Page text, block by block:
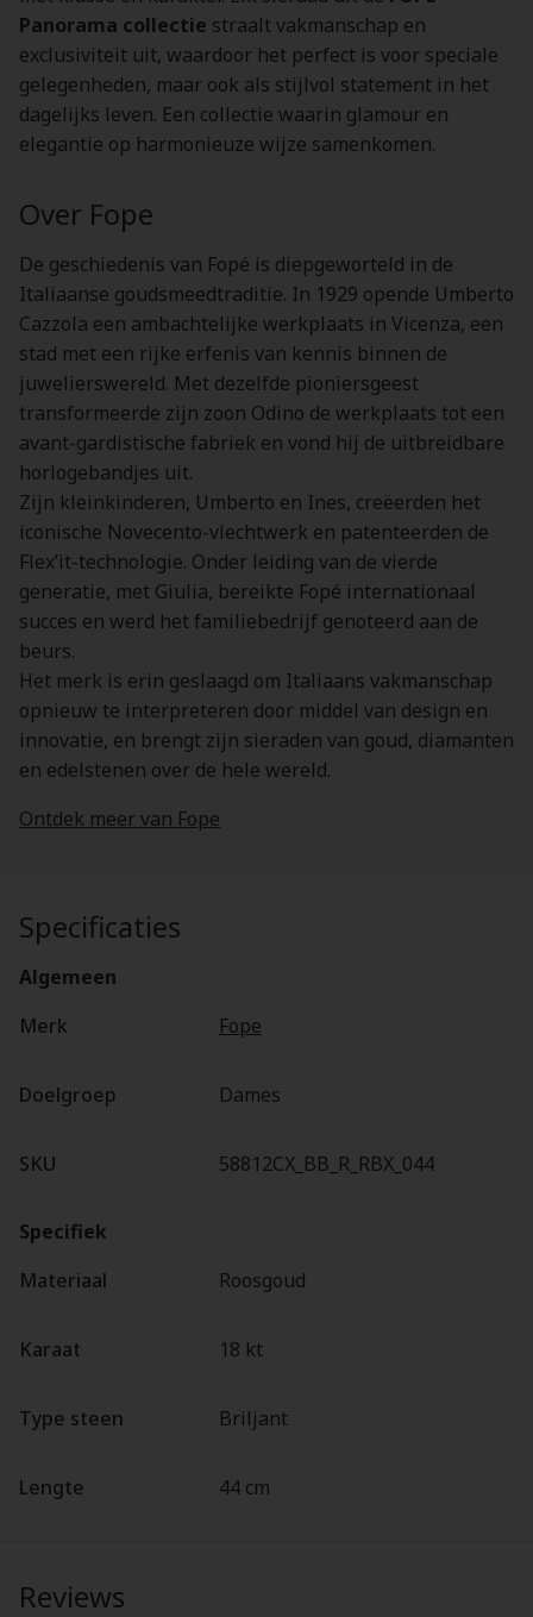
Panorama collectie straalt vakmanschap en
exclusiviteit uit, waardoor het perfect is voor speciale
gelegenheden, maar ook als stijlvol statement in het
dagelijks leven. Een collectie waarin glamour en
elegantie op harmonieuze wijze samenkomen.
Over Fope
De geschiedenis van Fopé is diepgeworteld in de
Italiaanse goudsmeedtraditie. In 1929 opende Umberto
Cazzola een ambachtelijke werkplaats in Vicenza, een
stad met een rijke erfenis van kennis binnen de
juwelierswereld. Met dezelfde pioniersgeest
transformeerde zijn zoon Odino de werkplaats tot een
avant-gardistische fabriek en vond hij de uitbreidbare
horlogebandjes uit.
Zijn kleinkinderen, Umberto en Ines, creëerden het
iconische Novecento-vlechtwerk en patenteerden de
Flex’it-technologie. Onder leiding van de vierde
generatie, met Giulia, bereikte Fopé internationaal
succes en werd het familiebedrijf genoteerd aan de
beurs.
Het merk is erin geslaagd om Italiaans vakmanschap
opnieuw te interpreteren door middel van design en
innovatie, en brengt zijn sieraden van goud, diamanten
en edelstenen over de hele wereld.
Ontdek meer van Fope
Specificaties
Algemeen
Merk
Fope
Doelgroep Dames
SKU 58812CX_BB_R_RBX_044
Specifiek
Materiaal
Roosgoud
Karaat 18 kt
Type steen Briljant
Lengte 44 cm
Reviews